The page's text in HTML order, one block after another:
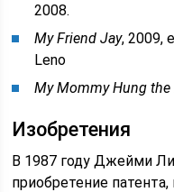
2008.
My Friend Jay, 2009,
Leno
My Mommy Hung
Изобретения
В 1987 году Джейми Ли
приобретение